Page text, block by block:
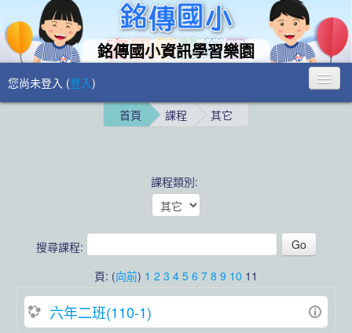
銘傳國小資訊學習樂園
您尚未登入 (登入)
首頁 課程 其它
課程類別:
搜尋課程:
頁: (向前) 1 2 3 4 5 6 7 8 9 10 11
六年二班(110-1)